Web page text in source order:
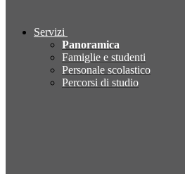
Servizi
Panoramica
Famiglie e studenti
Personale scolastico
Percorsi di studio